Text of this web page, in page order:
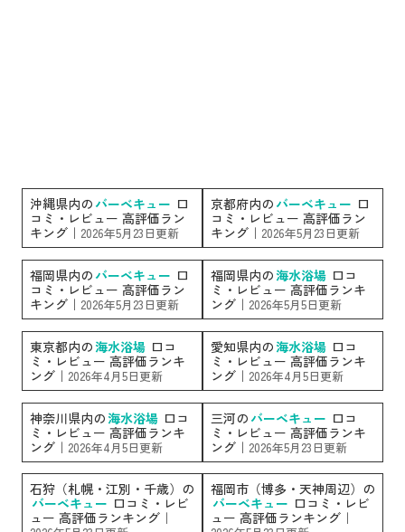
沖縄県内の バーベキュー 口
コミ・レビュー 高評価ラン
キング｜ 2026年5月23日更新
京都府内の バーベキュー 口
コミ・レビュー 高評価ラン
キング｜ 2026年5月23日更新
福岡県内の バーベキュー 口
コミ・レビュー 高評価ラン
キング｜ 2026年5月23日更新
福岡県内の 海水浴場 口コ
ミ・レビュー 高評価ランキ
ング｜ 2026年5月5日更新
東京都内の 海水浴場 口コ
ミ・レビュー 高評価ランキ
ング｜ 2026年4月5日更新
愛知県内の 海水浴場 口コ
ミ・レビュー 高評価ランキ
ング｜ 2026年4月5日更新
神奈川県内の 海水浴場 口コ
ミ・レビュー 高評価ランキ
ング｜ 2026年4月5日更新
三河の バーベキュー 口コ
ミ・レビュー 高評価ランキ
ング｜ 2026年5月23日更新
石狩（札幌・江別・千歳）の
バーベキュー 口コミ・レビ
ュー 高評価ランキング｜
福岡市（博多・天神周辺）の
バーベキュー 口コミ・レビ
ュー 高評価ランキング｜